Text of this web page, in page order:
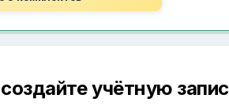
учётную